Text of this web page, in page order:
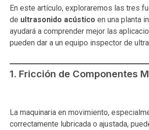
En este artículo, exploraremos las tres
de ultrasonido acústico en una planta
ayudará a comprender mejor las
pueden dar a un equipo inspector de
1. Fricción de Componentes
La maquinaria en movimiento,
correctamente lubricada o ajustada,